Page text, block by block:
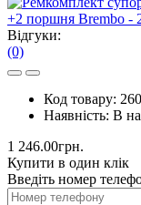
Відгуки:
(0)
Код товару:
Наявність: В
1 246.00грн.
Купити в один клік
Введіть номер